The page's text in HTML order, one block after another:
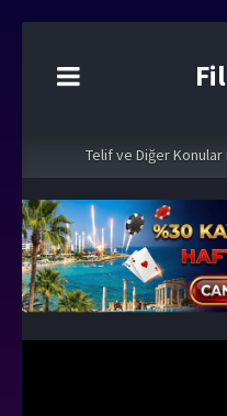
Telif ve Diğer Konular